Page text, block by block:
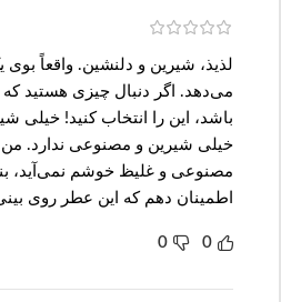
لذیذ، شیرین و دلنشین. واقعاً
می‌دهد. اگر دنبال چیزی هستید
باشد، این را انتخاب کنید! خیلی
خیلی شیرین و مصنوعی ندارد.
مصنوعی و غلیظ خوشم نمی‌آید،
اطمینان دهم که این عطر روی
0
0